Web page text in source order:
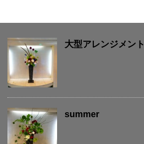
大型アレンジメント
summer